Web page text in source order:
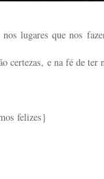
lugares que nos
certezas, e na fé de
felizes}